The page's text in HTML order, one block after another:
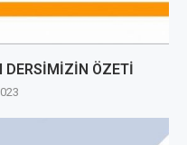
DERSİMİZİN ÖZETİ